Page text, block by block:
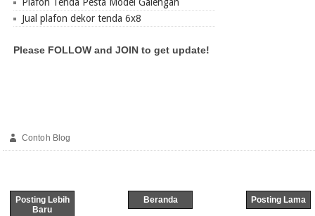
Jual plafon dekor tenda 6x8
Please FOLLOW and JOIN to get update!
Contoh Blog
Posting Lebih
Baru
Posting Lama
Beranda